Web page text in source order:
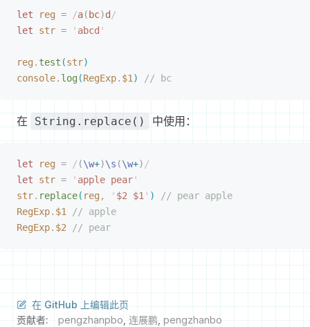
let reg = /a( bc)d /
let str = ' abcd '
reg . test (str)
console. log(RegExp. $1 ) // bc
在 String.replace() 中使用：
let reg = / (\w+)\s (\w+) /
let str = ' apple pear'
str. replace( reg , ' $2 $1 ' )
// pear apple
RegExp. $1
// apple
RegExp. $2 // pear
在 GitHub 上编辑此页
贡献者:
pengzhanpbo 连展鹏 pengzhanbo